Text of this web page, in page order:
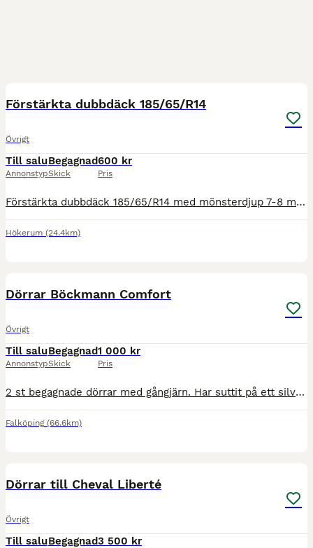
Förstärkta dubbdäck 185/65/R14
Övrigt
Till salu
Annonstyp
Begagnad
Skick
600 kr
Pris
Förstärkta dubbdäck 185/65/R14 med mönsterdjup 7-8 mm och bra med dubb. 600 kr/st eller 2000 kr totalt.
Hökerum (24.4km)
Dörrar Böckmann Comfort
Övrigt
Till salu
Annonstyp
Begagnad
Skick
1 000 kr
Pris
2 st begagnade dörrar med gångjärn. Har suttit på ett silverfärgat Böckmann Comfort, årsmodell 2016.
Falköping (66.6km)
Dörrar till Cheval Liberté
Övrigt
Till saluBegagnad3 500 kr